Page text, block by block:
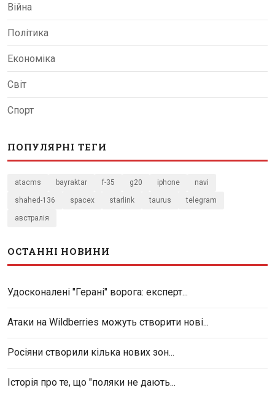
Війна
Політика
Економіка
Світ
Спорт
ПОПУЛЯРНІ ТЕГИ
atacms bayraktar f-35 g20 iphone navi
shahed-136 spacex starlink taurus telegram
австралія
ОСТАННІ НОВИНИ
Удосконалені "Герані" ворога: експерт...
Атаки на Wildberries можуть створити нові...
Росіяни створили кілька нових зон...
Історія про те, що "поляки не дають...